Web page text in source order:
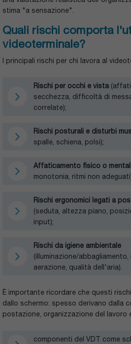
stima "a sensazione".
Quali rischi comporta
videoterminale?
I principali rischi per chi lavora al
Rischi per occhi e vista
secchezza, difficoltà di
correlate);
Rischi posturali e disturbi
spalle, schiena, polsi);
Affaticamento fisico o
monotonia, ritmi non
Rischi ergonomici legati a
(seduta, altezza piano,
input);
Rischi da igiene ambientale
(illuminazione/abbagliamento,
aerazione, qualità dell'aria).
È importante ricordare che questi
dallo schermo: spesso derivano dalla
postazione, organizzazione del lavoro
componenti del VDT come